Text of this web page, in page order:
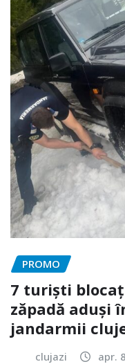
PROMO
7 turiști
zăpadă aduși
jandarmii
clujazi apr.